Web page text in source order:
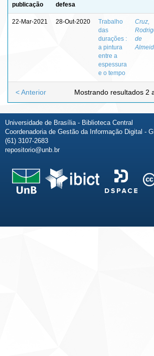
publicação
defesa
22-Mar-2021 28-Out-2020
Trabalho
das
durações :
a pintura
entre a
espessura
e o tempo
Cruz,
de
Mostrando resultados 2
< Anterior
Universidade de Brasília - Biblioteca Central
Coordenadoria de Gestão da Informação Digital -
(61) 3107-2683
repositorio@unb.br